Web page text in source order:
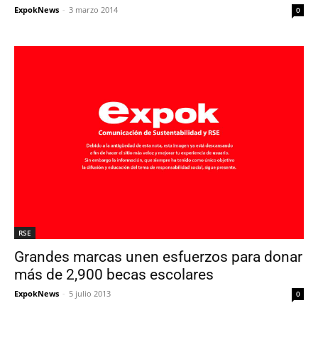
ExpokNews - 3 marzo 2014 0
RSE
Grandes marcas unen esfuerzos para donar
más de 2,900 becas escolares
ExpokNews - 5 julio 2013 0